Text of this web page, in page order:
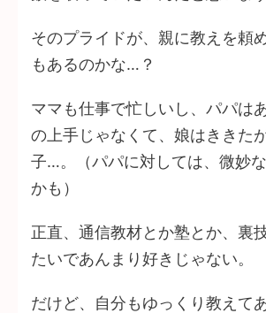
そのプライドが、親に教えを頼
もあるのかな…？
ママも仕事で忙しいし、パパは
の上手じゃなくて、娘はききた
子…。（パパに対しては、微妙
かも）
正直、通信教材とか塾とか、裏
たいであんまり好きじゃない。
だけど、自分もゆっくり教えて